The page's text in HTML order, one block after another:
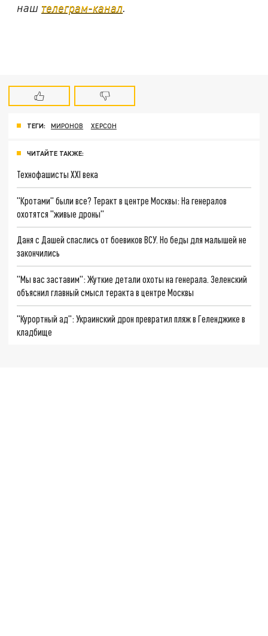
наш телеграм-канал.
ТЕГИ: МИРОНОВ ХЕРСОН
ЧИТАЙТЕ ТАКЖЕ:
Технофашисты XXI века
"Кротами" были все? Теракт в центре Москвы: На генералов
охотятся "живые дроны"
Даня с Дашей спаслись от боевиков ВСУ. Но беды для малышей не
закончились
"Мы вас заставим": Жуткие детали охоты на генерала. Зеленский
объяснил главный смысл теракта в центре Москвы
"Курортный ад": Украинский дрон превратил пляж в Геленджике в
кладбище